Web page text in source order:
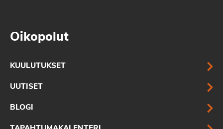
Oikopolut
KUULUTUKSET
UUTISET
BLOGI